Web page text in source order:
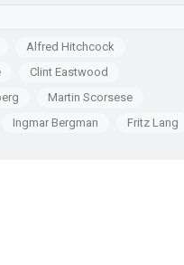
Alfred Hitchcock
Clint Eastwood
Martin Scorsese
Ingmar Bergman Fritz Lang